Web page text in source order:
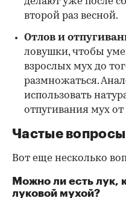
второй раз весной.
Отлов и
ловушки, чтобы
взрослых мух до
размножаться.
использовать
отпугивания мух от
Частые вопросы
Вот еще несколько
Можно ли есть лук,
луковой мухой?